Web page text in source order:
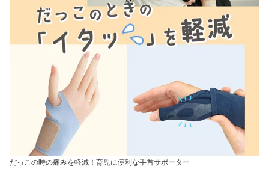
だっこの時の痛みを軽減！育児に便利な手首サポーター